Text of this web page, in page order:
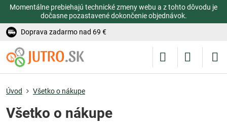
Momentálne prebiehajú technické zmeny webu a z tohto dôvodu je
dočasne pozastavené dokončenie objednávok.
Doprava zadarmo nad 69 €
Úvod Všetko o nákupe
Všetko o nákupe